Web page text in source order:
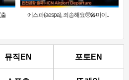
에스파(aespa), 죄송해요🥺🎤마이..
뮤직EN 포토EN